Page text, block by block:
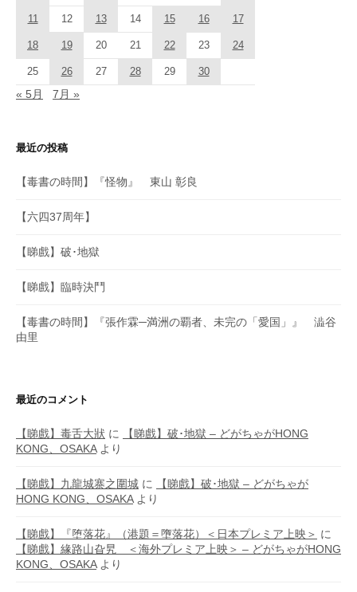
11 12 13 14 15 16 17
18 19 20 21 22 23 24
25 26 27 28 29 30
« 5月 7月 »
最近の投稿
【毒書の時間】『怪物』 東山 彰良
【六四37周年】
【睇戲】破･地獄
【睇戲】臨時決鬥
【毒書の時間】『張作霖─満洲の覇者、未完の「愛国」』 澁谷
由里
最近のコメント
【睇戲】毒舌大狀 に
【睇戲】破･地獄 – どがちゃがHONG
KONG、OSAKAより
【睇戲】九龍城寨之圍城 に
【睇戲】破･地獄 – どがちゃが
HONG KONG、OSAKAより
【睇戲】『堕落花』（港題＝墮落花）＜日本プレミア上映＞ に
【睇戲】緣路山旮旯 ＜海外プレミア上映＞ – どがちゃがHONG
KONG、OSAKAより